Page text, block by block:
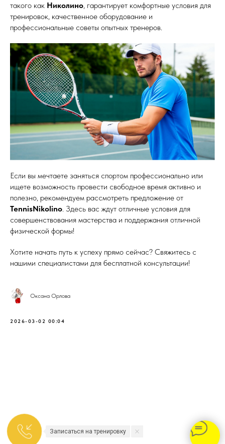
такого как Николино, гарантирует комфортные условия для
тренировок, качественное оборудование и
профессиональные советы опытных тренеров.
Если вы мечтаете заняться спортом профессионально или
ищете возможность провести свободное время активно и
полезно, рекомендуем рассмотреть предложение от
TennisNikolino . Здесь вас ждут отличные условия для
совершенствования мастерства и поддержания отличной
физической формы!
Хотите начать путь к успеху прямо сейчас? Свяжитесь с
нашими специалистами для бесплатной консультации!
Оксана Орлова
2026-03-02 00:04
Записаться на тренировку